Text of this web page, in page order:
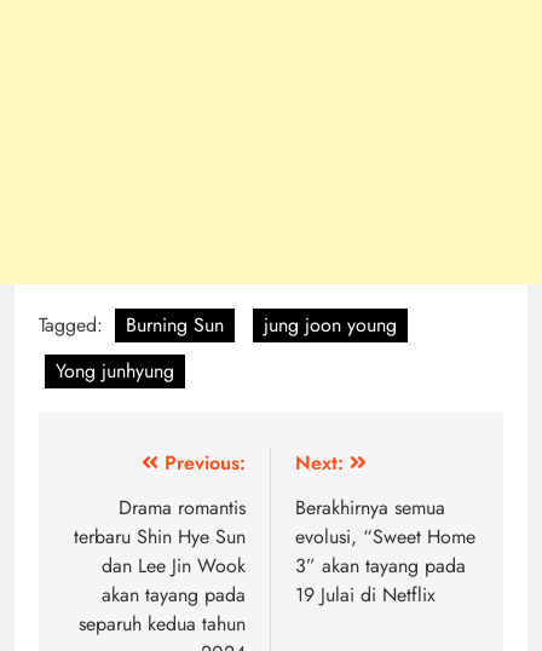
Tagged: Burning Sun
jung joon young
Yong junhyung
navigation
Previous:
Drama romantis
terbaru Shin Hye Sun
dan Lee Jin Wook
akan tayang pada
separuh kedua tahun
Next:
Berakhirnya semua
evolusi, “Sweet Home
3” akan tayang pada
19 Julai di Netflix